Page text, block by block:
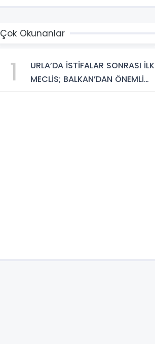
Çok Okunanlar
1
URLA’DA İSTİFALAR SONRASI İLK
MECLİS; BALKAN’DAN ÖNEMLİ